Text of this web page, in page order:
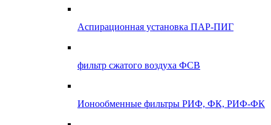
Аспирационная установка ПАР-ПИГ
фильтр сжатого воздуха ФСВ
Ионообменные фильтры РИФ, ФК, РИФ-ФК